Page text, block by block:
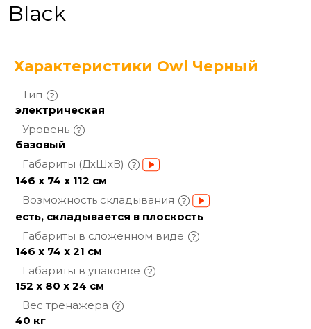
Black
Характеристики Owl Черный
Тип
электрическая
Уровень
базовый
Габариты (ДхШхВ)
146 х 74 х 112 см
Возможность складывания
есть, складывается в плоскость
Габариты в сложенном виде
146 х 74 х 21 см
Габариты в упаковке
152 х 80 х 24 см
Вес тренажера
40 кг